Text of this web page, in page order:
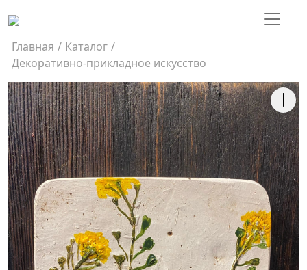
Главная / Каталог /
Декоративно-прикладное искусство